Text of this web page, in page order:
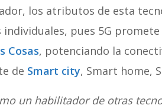
los atributos de esta
individuales, pues 5G
Cosas, potenciando la
de Smart city, Smart home,
un habilitador de otras